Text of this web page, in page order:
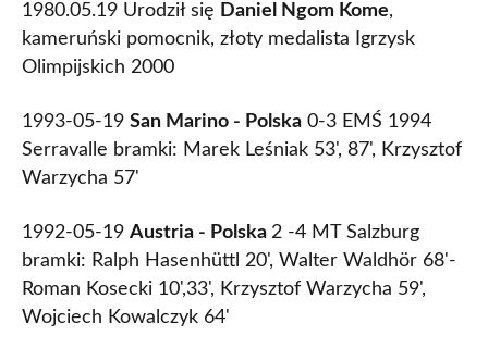
1980.05.19 Urodził się Daniel Ngom Kome,
kameruński pomocnik, złoty medalista Igrzysk
Olimpijskich 2000
1993-05-19 San Marino - Polska 0-3 EMŚ 1994
Serravalle bramki: Marek Leśniak 53', 87', Krzysztof
Warzycha 57'
1992-05-19 Austria - Polska 2 -4 MT Salzburg
bramki: Ralph Hasenhüttl 20', Walter Waldhör 68'-
Roman Kosecki 10',33', Krzysztof Warzycha 59',
Wojciech Kowalczyk 64'